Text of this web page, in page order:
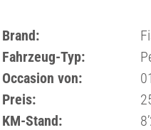
Brand:
Fahrzeug-Typ:
Occasion von:
Preis:
KM-Stand: